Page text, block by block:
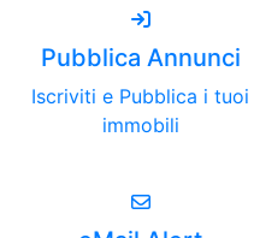
Pubblica Annunci
Iscriviti e Pubblica i tuoi
immobili